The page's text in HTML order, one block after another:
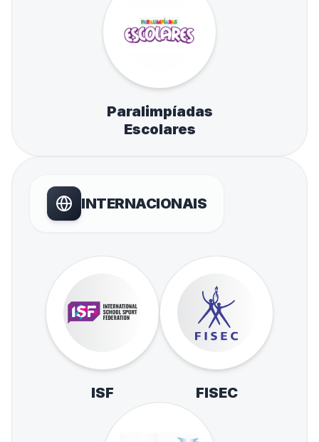
Paralimpíadas
Escolares
INTERNACIONAIS
ISF FISEC